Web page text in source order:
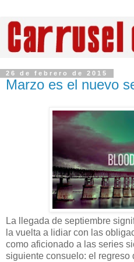
26 de febrero de 2015
Marzo es el nuevo
La llegada de septiembre
la vuelta a lidiar con las
como aficionado a las series
siguiente consuelo: el regreso